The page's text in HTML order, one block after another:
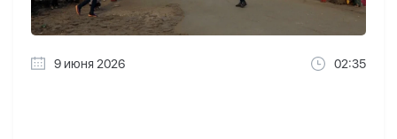
9 июня 2026 02:35